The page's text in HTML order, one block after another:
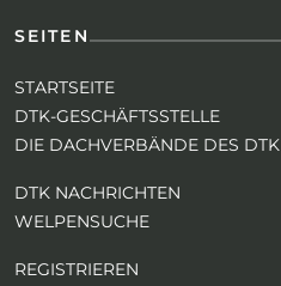
SEITEN
STARTSEITE
DTK-GESCHÄFTSSTELLE
DIE DACHVERBÄNDE DES DTK
DTK NACHRICHTEN
WELPENSUCHE
REGISTRIEREN